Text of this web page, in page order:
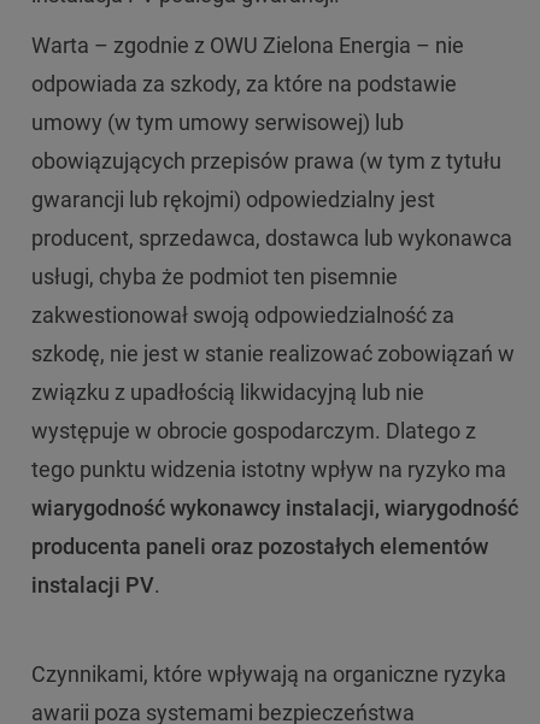
Warta – zgodnie z OWU Zielona Energia – nie
odpowiada za szkody, za które na podstawie
umowy (w tym umowy serwisowej) lub
obowiązujących przepisów prawa (w tym z tytułu
gwarancji lub rękojmi) odpowiedzialny jest
producent, sprzedawca, dostawca lub wykonawca
usługi, chyba że podmiot ten pisemnie
zakwestionował swoją odpowiedzialność za
szkodę, nie jest w stanie realizować zobowiązań w
związku z upadłością likwidacyjną lub nie
występuje w obrocie gospodarczym. Dlatego z
tego punktu widzenia istotny wpływ na ryzyko ma
wiarygodność wykonawcy instalacji, wiarygodność
producenta paneli oraz pozostałych elementów
instalacji PV.
Czynnikami, które wpływają na organiczne ryzyka
awarii poza systemami bezpieczeństwa